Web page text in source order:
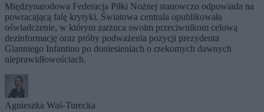
Międzynarodowa Federacja Piłki Nożnej stanowczo odpowiada na
powracającą falę krytyki. Światowa centrala opublikowała
oświadczenie, w którym zarzuca swoim przeciwnikom celową
dezinformację oraz próby podważenia pozycji prezydenta
Gianniego Infantino po doniesieniach o rzekomych dawnych
nieprawidłowościach.
Agnieszka Waś-Turecka